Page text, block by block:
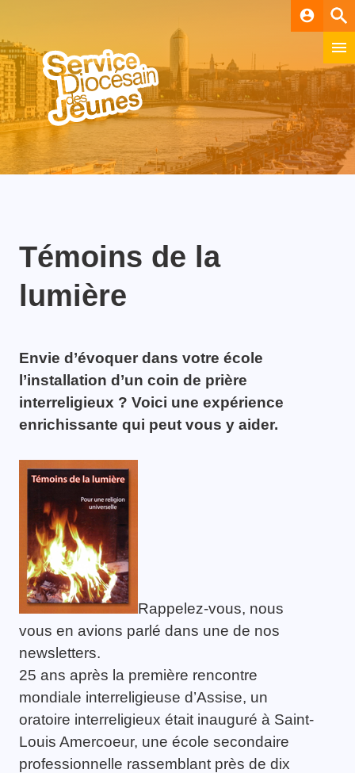
account_circle
Témoins de la
lumière
Envie d’évoquer dans votre école
l’installation d’un coin de prière
interreligieux ? Voici une expérience
enrichissante qui peut vous y aider.
Rappelez-vous, nous
vous en avions parlé dans une de nos
newsletters.
25 ans après la première rencontre
mondiale interreligieuse d’Assise, un
oratoire interreligieux était inauguré à Saint-
Louis Amercoeur, une école secondaire
professionnelle rassemblant près de dix